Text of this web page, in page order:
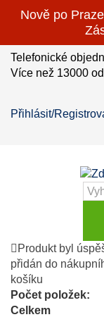
Nově po
Telefonické
Více než 13000
Přihlásit/
Produkt byl
přidán do
košíku
Počet položek:
Celkem